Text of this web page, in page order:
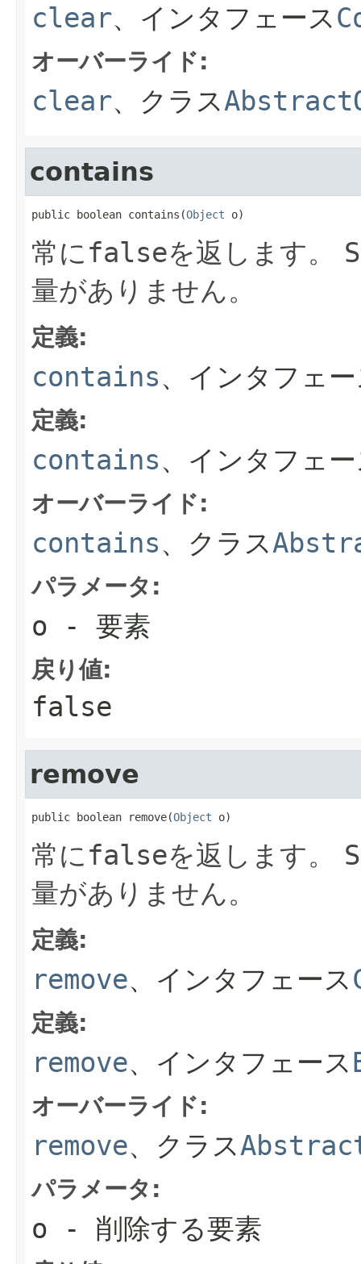
clear、インタフェース
オーバーライド:
clear、クラス
contains
public boolean contains(Object o)
常にfalseを返します。
量がありません。
定義:
contains、インタフェ
定義:
contains、インタフェ
オーバーライド:
contains、クラス
パラメータ:
o - 要素
戻り値:
false
remove
public boolean remove(Object o)
常にfalseを返します。
量がありません。
定義:
remove、インタフェース
定義:
remove、インタフェース
オーバーライド:
remove、クラス
パラメータ:
o - 削除する要素